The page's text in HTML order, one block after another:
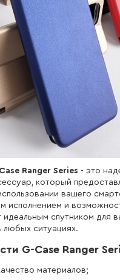
Ranger Series - это
который
вашего
исполнением и
идеальным спутником для
ситуациях.
G-Case Ranger
материалов;